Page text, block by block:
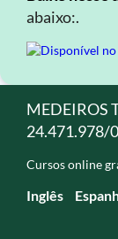
abaixo:.
MEDEIROS
24.471.978/
Cursos online
Inglês